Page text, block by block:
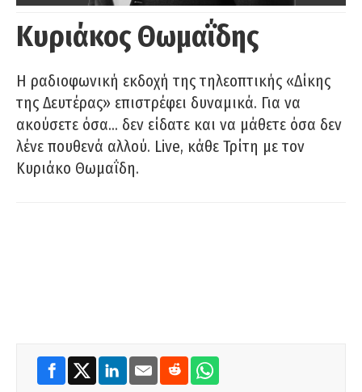
Κυριάκος Θωμαΐδης
Η ραδιοφωνική εκδοχή της τηλεοπτικής «Δίκης
της Δευτέρας» επιστρέφει δυναμικά. Για να
ακούσετε όσα… δεν είδατε και να μάθετε όσα δεν
λένε πουθενά αλλού. Live, κάθε Τρίτη με τον
Κυριάκο Θωμαΐδη.